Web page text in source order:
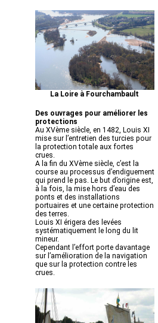
La Loire à Fourchambault
Des ouvrages pour améliorer les
protections
Au XVème siècle, en 1482, Louis XI
mise sur l’entretien des turcies pour
la protection totale aux fortes
crues.
A la fin du XVème siècle, c’est la
course au processus d’endiguement
qui prend le pas. Le but d’origine est,
à la fois, la mise hors d’eau des
ponts et des installations
portuaires et une certaine protection
des terres.
Louis XI érigera des levées
systématiquement le long du lit
mineur.
Cependant l’effort porte davantage
sur l’amélioration de la navigation
que sur la protection contre les
crues.